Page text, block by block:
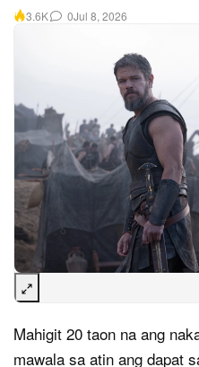
3.6K 0Jul 8, 2026
Mahigit 20 taon na ang
mawala sa atin ang dapat